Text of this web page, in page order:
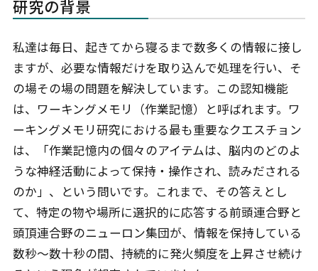
研究の背景
私達は毎日、起きてから寝るまで数多くの情報に接し
ますが、必要な情報だけを取り込んで処理を行い、そ
の場その場の問題を解決しています。この認知機能
は、ワーキングメモリ（作業記憶）と呼ばれます。ワ
ーキングメモリ研究における最も重要なクエスチョン
は、「作業記憶内の個々のアイテムは、脳内のどのよ
うな神経活動によって保持・操作され、読みだされる
のか」、という問いです。これまで、その答えとし
て、特定の物や場所に選択的に応答する前頭連合野と
頭頂連合野のニューロン集団が、情報を保持している
数秒～数十秒の間、持続的に発火頻度を上昇させ続け